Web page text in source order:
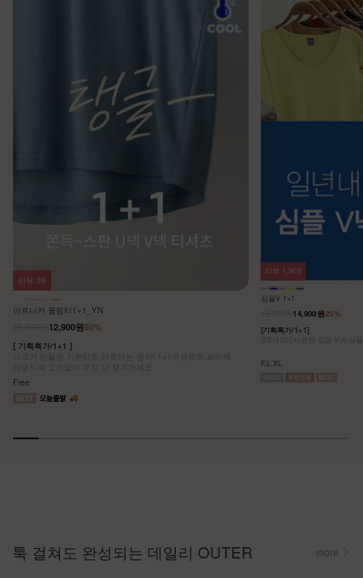
아르니카 쿨링티1+1_YN
50%
12,900원
[ 기획특가/1+1 ]
나크가 만들면 기본티도 다르다는 공식! 1+1구성으로 브이넥
라운드넥 고민없이 두장 다 챙겨가세요
Free
리뷰 36
심플V 1+1
25%
14,900원
[기획특가/1+1]
[55~120] 시원한 깊은 V넥 심
F,L,XL
리뷰 1,902
툭 걸쳐도 완성되는 데일리 OUTER more